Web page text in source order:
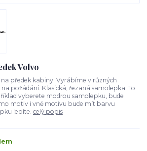
Volvo
předek kabiny. Vyrábíme v různých
požádání. Klasická, řezaná samolepka. To
vyberete modrou samolepku, bude
motiv i vně motivu bude mít barvu
lepíte. celý popis